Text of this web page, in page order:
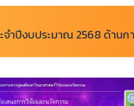
ำปีงบประมาณ 2568 ด้าน